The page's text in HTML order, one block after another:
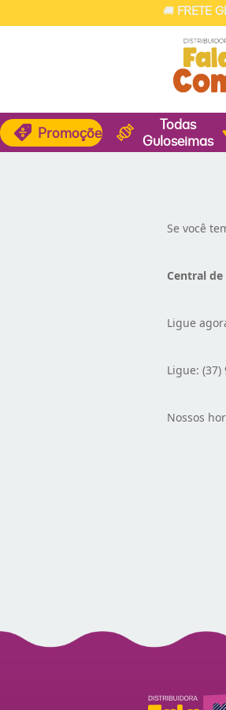
FRETE
Promoções
Todas
Guloseimas
Se você
Central
Ligue
Ligue: (37)
Nossos